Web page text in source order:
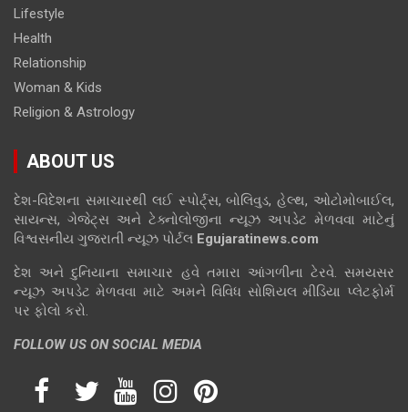
Lifestyle
Health
Relationship
Woman & Kids
Religion & Astrology
ABOUT US
દેશ-વિદેશના સમાચારથી લઈ સ્પોર્ટ્સ, બોલિવુડ, હેલ્થ, ઓટોમોબાઈલ,
સાયન્સ, ગેજેટ્સ અને ટેક્નોલોજીના ન્યૂઝ અપડેટ મેળવવા માટેનું
વિશ્વસનીય ગુજરાતી ન્યૂઝ પોર્ટલ Egujaratinews.com
દેશ અને દુનિયાના સમાચાર હવે તમારા આંગળીના ટેરવે. સમયસર
ન્યૂઝ અપડેટ મેળવવા માટે અમને વિવિધ સોશિયલ મીડિયા પ્લેટફોર્મ
પર ફોલો કરો.
FOLLOW US ON SOCIAL MEDIA